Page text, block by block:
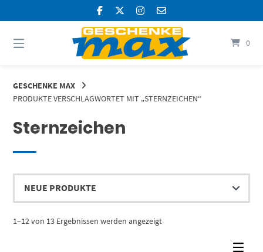
Inhalt
0
GESCHENKE MAX
PRODUKTE VERSCHLAGWORTET MIT „STERNZEICHEN“
Sternzeichen
1–12 von 13 Ergebnissen werden angezeigtNach